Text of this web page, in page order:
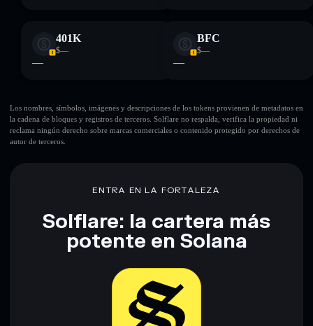
401K
$—
—
BFC
$—
—
Los nombres, símbolos, imágenes y descripciones de los tokens provienen de metadatos en
la cadena de bloques y registros de terceros. Solflare no respalda, verifica la propiedad ni
reclama ningún derecho sobre marcas comerciales o contenido protegido por derechos de
autor de terceros.
ENTRA EN LA FORTALEZA
Solflare: la cartera más
potente en Solana